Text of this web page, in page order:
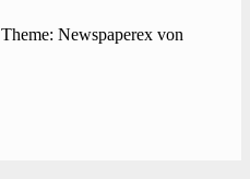
Theme: Newspaperex von